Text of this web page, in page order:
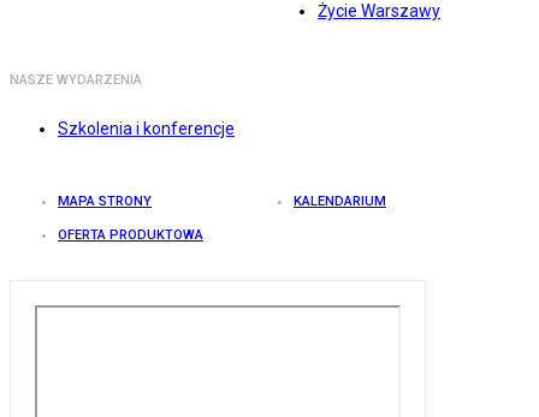
Życie Warszawy
NASZE WYDARZENIA
Szkolenia i konferencje
MAPA STRONY KALENDARIUM
OFERTA PRODUKTOWA